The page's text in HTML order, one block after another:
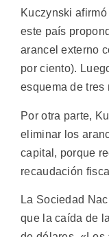
Kuczynski
este país
arancel externo
por ciento).
esquema de tres
Por otra parte,
eliminar los
capital, porque
recaudación
La Sociedad
que la caída de